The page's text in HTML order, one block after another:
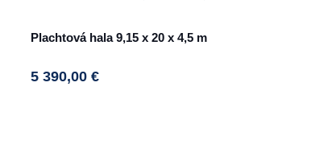
Plachtová hala 9,15 x 20 x 4,5 m
5 390,00 €